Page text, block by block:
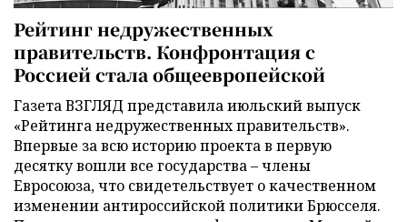
Рейтинг недружественных
правительств. Конфронтация с
Россией стала общеевропейской
Газета ВЗГЛЯД представила июльский выпуск
«Рейтинга недружественных правительств».
Впервые за всю историю проекта в первую
десятку вошли все государства – члены
Евросоюза, что свидетельствует о качественном
изменении антироссийской политики Брюсселя.